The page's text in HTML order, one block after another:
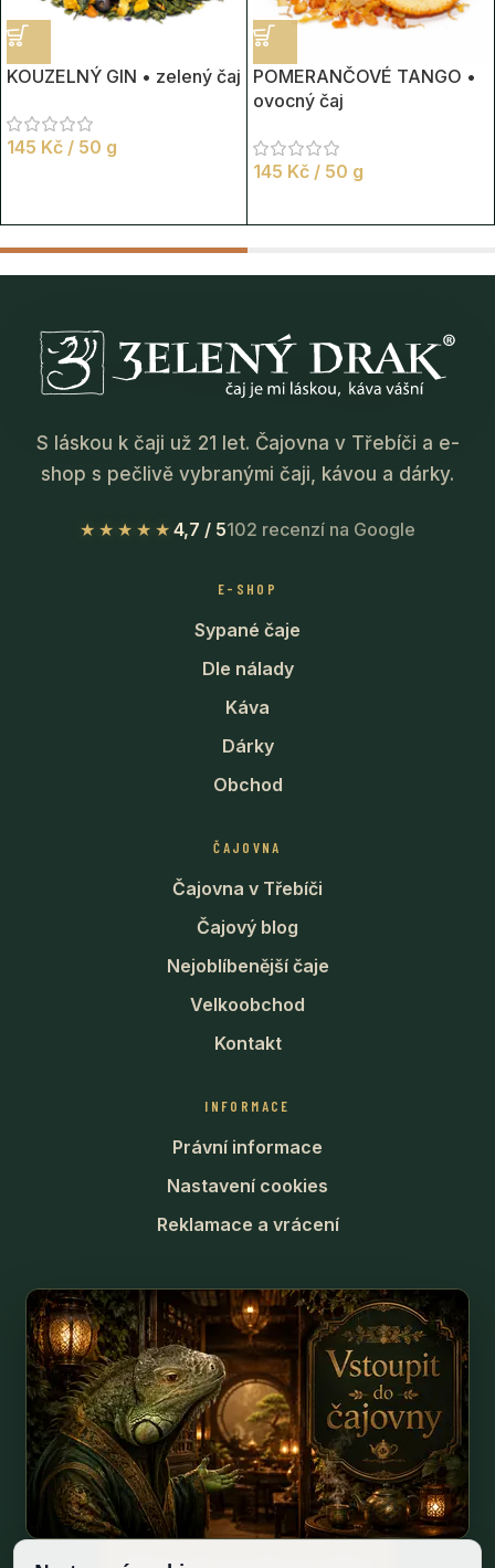
KOUZELNÝ GIN • zelený čaj
145 Kč / 50 g
POMERANČOVÉ TANGO •
ovocný čaj
145 Kč / 50 g
S láskou k čaji už 21 let. Čajovna v Třebíči a e-
shop s pečlivě vybranými čaji, kávou a dárky.
★★★★★ 4,7 / 5102 recenzí na Google
E-SHOP
Sypané čaje
Dle nálady
Káva
Dárky
Obchod
ČAJOVNA
Čajovna v Třebíči
Čajový blog
Nejoblíbenější čaje
Velkoobchod
Kontakt
INFORMACE
Právní informace
Nastavení cookies
Reklamace a vrácení
Odstoupit od smlouvy online